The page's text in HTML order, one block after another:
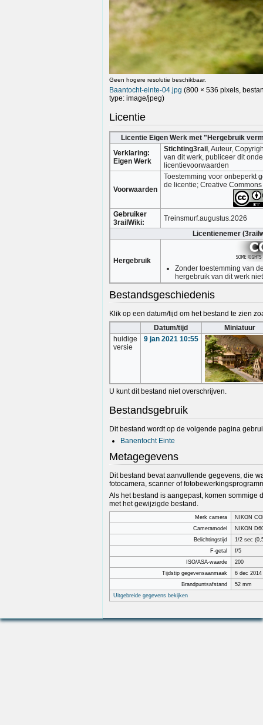
Geen hogere resolutie beschikbaar.
Baantocht-einte-04.jpg (800 × 536 pixels,
type: image/jpeg)
Licentie
Licentie Eigen Werk met "Hergebruik
Verklaring:
Eigen Werk
Stichting3rail , Auteur,
van dit werk, publiceer dit
licentievoorwaarden
Voorwaarden
Toestemming voor onbeperkt
de licentie; Creative
Gebruiker
3railWiki:
Treinsmurf.augustus.2026
Licentienemer
Hergebruik
Zonder toestemming van
hergebruik van dit werk
Bestandsgeschiedenis
Klik op een datum/tijd om het bestand te zien
Datum/tijd
Miniatuur
huidige
versie
9 jan 2021 10:55
U kunt dit bestand niet overschrijven.
Bestandsgebruik
Dit bestand wordt op de volgende pagina
Banentocht Einte
Metagegevens
Dit bestand bevat aanvullende gegevens, die
fotocamera, scanner of
Als het bestand is aangepast, komen sommige
met het gewijzigde bestand.
Merk camera
NIKON
Cameramodel
NIKON
Belichtingstijd
1/2 sec
F-getal
f/5
ISO/ASA-waarde
200
Tijdstip gegevensaanmaak
6 dec 2014
Brandpuntsafstand
52 mm
Uitgebreide gegevens bekijken